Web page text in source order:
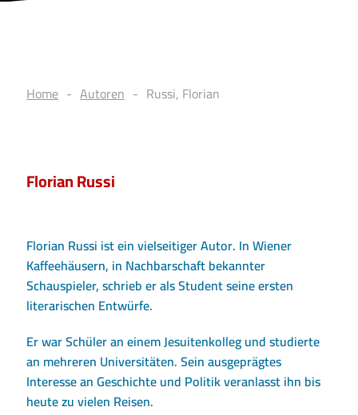
Home Autoren Russi, Florian
Florian Russi
Florian Russi ist ein vielseitiger Autor. In Wiener
Kaffeehäusern, in Nachbarschaft bekannter
Schauspieler, schrieb er als Student seine ersten
literarischen Entwürfe.
Er war Schüler an einem Jesuitenkolleg und studierte
an mehreren Universitäten. Sein ausgeprägtes
Interesse an Geschichte und Politik veranlasst ihn bis
heute zu vielen Reisen.